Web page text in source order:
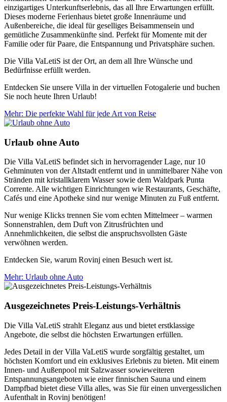
einzigartiges Unterkunftserlebnis, das all Ihre Erwartungen erfüllt.
Dieses moderne Ferienhaus bietet große Innenräume und
Außenbereiche, die ideal für geselliges Beisammensein und
gemütliche Zusammenkünfte sind. Perfekt für Momente mit der
Familie oder für Paare, die Entspannung und Privatsphäre suchen.
Die Villa VaLetiS ist der Ort, an dem all Ihre Wünsche und
Bedürfnisse erfüllt werden.
Entdecken Sie unsere Villa in der virtuellen Fotogalerie und buchen
Sie noch heute Ihren Urlaub!
Mehr: Die perfekte Wahl für jede Art von Reise
Urlaub ohne Auto
Die Villa VaLetiS befindet sich in hervorragender Lage, nur 10
Gehminuten von der Altstadt entfernt und in unmittelbarer Nähe von
Stränden mit kristallklarem Wasser sowie dem Waldpark Punta
Corrente. Alle wichtigen Einrichtungen wie Restaurants, Geschäfte,
Cafés und eine Apotheke sind nur wenige Minuten zu Fuß entfernt.
Nur wenige Klicks trennen Sie vom echten Mittelmeer – warmen
Sonnenstrahlen, dem Duft von Zitrusfrüchten und
Annehmlichkeiten, die selbst die anspruchsvollsten Gäste
verwöhnen werden.
Entdecken Sie, warum Rovinj einen Besuch wert ist.
Mehr: Urlaub ohne Auto
Ausgezeichnetes Preis-Leistungs-Verhältnis
Die Villa VaLetiS strahlt Eleganz aus und bietet erstklassige
Angebote, die selbst die höchsten Erwartungen erfüllen.
Jedes Detail in der Villa VaLetiS wurde sorgfältig gestaltet, um
höchsten Komfort und ein exklusives Erlebnis zu bieten. Mit einem
Innen- und Außenpool mit Salzwasser sowieweiteren
Entspannungsangeboten wie einer finnischen Sauna und einem
Dampfbad bietet diese Villa alles, was Sie für einen unvergesslichen
Aufenthalt in Rovinj benötigen!